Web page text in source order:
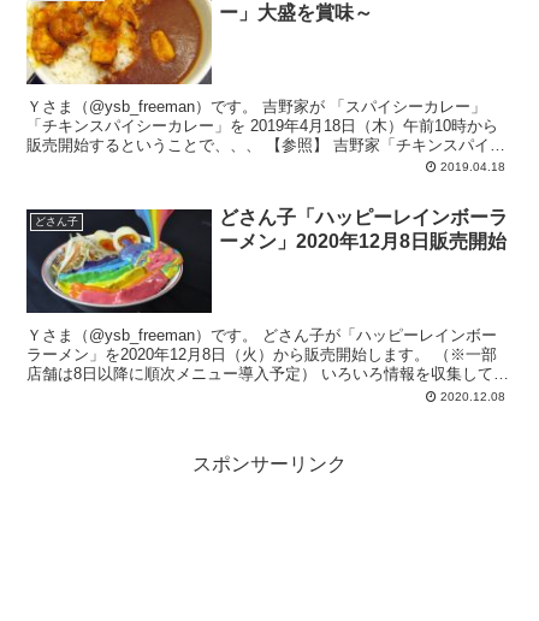
ー」大盛を賞味～
Ｙさま（@ysb_freeman）です。 吉野家が 「スパイシーカレー」
「チキンスパイシーカレー」を 2019年4月18日（木）午前10時から
販売開始するということで、、、 【参照】 吉野家「チキンスパイシ
2019.04.18
どさん子
どさん子「ハッピーレインボーラ
ーメン」2020年12月8日販売開始
Ｙさま（@ysb_freeman）です。 どさん子が「ハッピーレインボー
ラーメン」を2020年12月8日（火）から販売開始します。 （※一部
店舗は8日以降に順次メニュー導入予定） いろいろ情報を収集してみ
2020.12.08
スポンサーリンク